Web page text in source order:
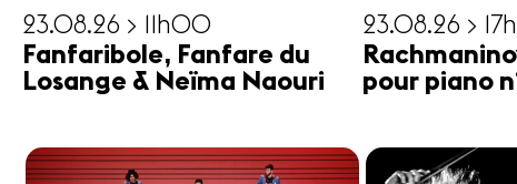
23.08.26 > 11h00
Fanfaribole, Fanfare du
Losange & Neïma Naouri
23.08.26 >
pour piano